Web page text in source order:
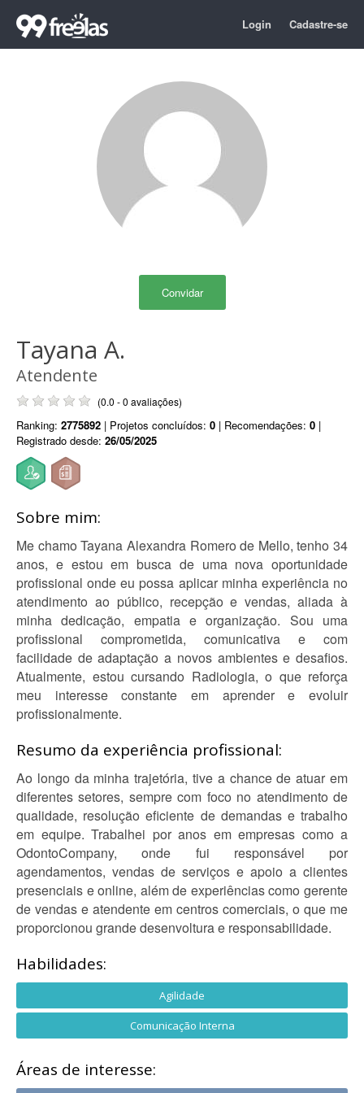
Login Cadastre-se
Convidar
Tayana A.
Atendente
(0.0 - 0 avaliações)
Ranking: 2775892 | Projetos concluídos: 0 | Recomendações: 0 |
Registrado desde: 26/05/2025
Sobre mim:
Me chamo Tayana Alexandra Romero de Mello, tenho 34
anos, e estou em busca de uma nova oportunidade
profissional onde eu possa aplicar minha experiência no
atendimento ao público, recepção e vendas, aliada à
minha dedicação, empatia e organização. Sou uma
profissional comprometida, comunicativa e com
facilidade de adaptação a novos ambientes e desafios.
Atualmente, estou cursando Radiologia, o que reforça
meu interesse constante em aprender e evoluir
profissionalmente.
Resumo da experiência profissional:
Ao longo da minha trajetória, tive a chance de atuar em
diferentes setores, sempre com foco no atendimento de
qualidade, resolução eficiente de demandas e trabalho
em equipe. Trabalhei por anos em empresas como a
OdontoCompany, onde fui responsável por
agendamentos, vendas de serviços e apoio a clientes
presenciais e online, além de experiências como gerente
de vendas e atendente em centros comerciais, o que me
proporcionou grande desenvoltura e responsabilidade.
Habilidades:
Agilidade
Comunicação Interna
Áreas de interesse: